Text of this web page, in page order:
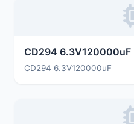
CD294 6.3V120000uF
CD294 6.3V120000uF